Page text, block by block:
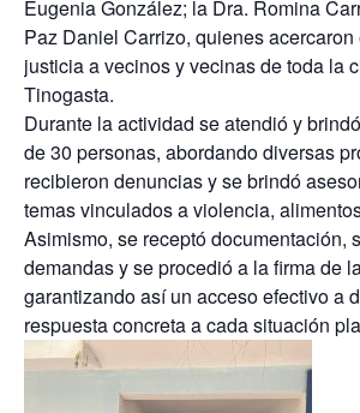
Eugenia González; la Dra. Romina
Paz Daniel Carrizo, quienes
justicia a vecinos y vecinas de toda la
Tinogasta.
Durante la actividad se atendió y
de 30 personas, abordando diversas
recibieron denuncias y se brindó
temas vinculados a violencia,
Asimismo, se receptó documentación,
demandas y se procedió a la firma de
garantizando así un acceso efectivo a
respuesta concreta a cada situación